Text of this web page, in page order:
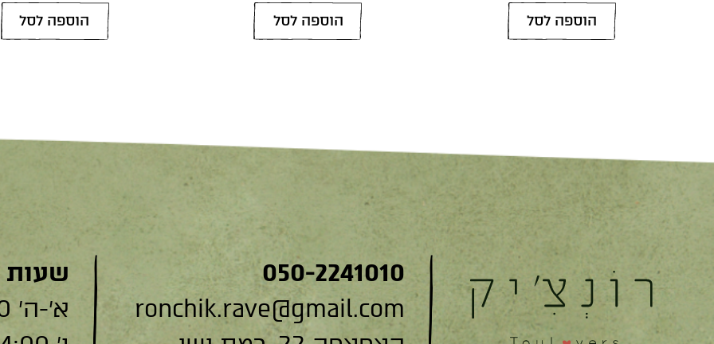
הוספה לסל הוספה לסל הוספה לסל
050-2241010
ronchik.rave@gmail.com
שעות
א׳-ה׳ 9:00-19:00